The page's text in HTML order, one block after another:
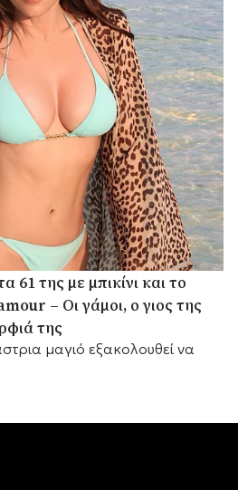
61 της με μπικίνι και το
– Οι γάμοι, ο γιος της
της
μαγιό εξακολουθεί να